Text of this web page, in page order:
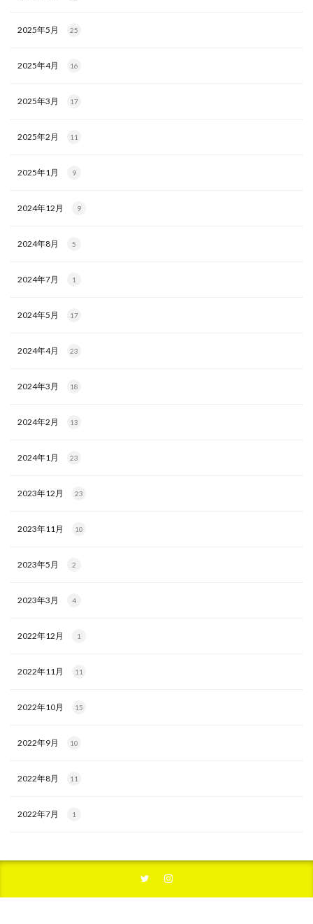
2025年5月 25
2025年4月 16
2025年3月 17
2025年2月 11
2025年1月 9
2024年12月 9
2024年8月 5
2024年7月 1
2024年5月 17
2024年4月 23
2024年3月 18
2024年2月 13
2024年1月 23
2023年12月 23
2023年11月 10
2023年5月 2
2023年3月 4
2022年12月 1
2022年11月 11
2022年10月 15
2022年9月 10
2022年8月 11
2022年7月 1